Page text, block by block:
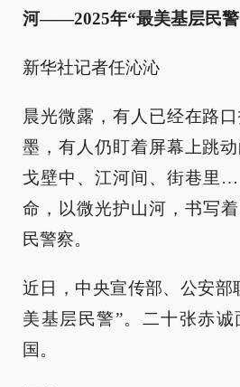
河——2025年“最美基层民
新华社记者任沁沁
晨光微露，有人已经在路
墨，有人仍盯着屏幕上跳动
戈壁中、江河间、街巷里
命，以微光护山河，书写
民警察。
近日，中央宣传部、公安部
美基层民警”。二十张赤
国。